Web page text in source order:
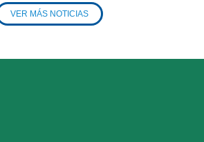
VER MÁS NOTICIAS